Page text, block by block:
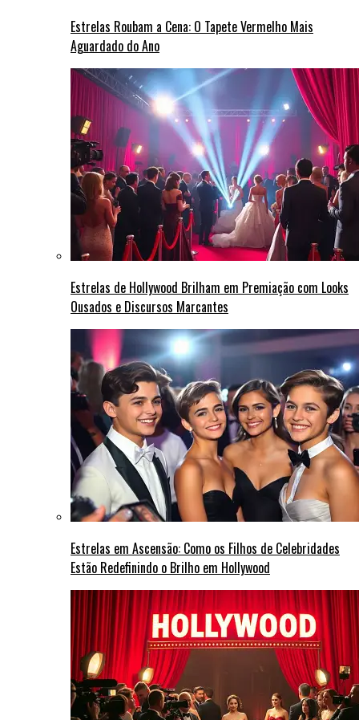
Estrelas Roubam a Cena: O Tapete Vermelho Mais
Aguardado do Ano
Estrelas de Hollywood Brilham em Premiação com Looks
Ousados e Discursos Marcantes
Estrelas em Ascensão: Como os Filhos de Celebridades
Estão Redefinindo o Brilho em Hollywood